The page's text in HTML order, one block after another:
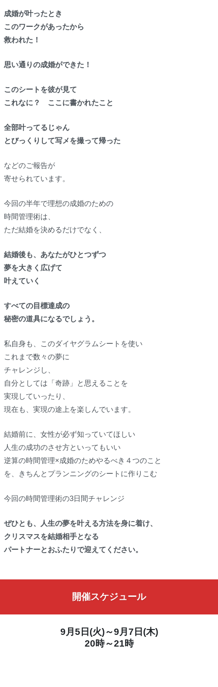
成婚が叶ったとき
このワークがあったから
救われた！
思い通りの成婚ができた！
このシートを彼が見て
これなに？ ここに書かれたこと
全部叶ってるじゃん
とびっくりして写メを撮って帰った
などのご報告が
寄せられています。
今回の半年で理想の成婚のための
時間管理術は、
ただ結婚を決めるだけでなく、
結婚後も、あなたがひとつずつ
夢を大きく広げて
叶えていく
すべての目標達成の
秘密の道具になるでしょう。
私自身も、このダイヤグラムシートを使い
これまで数々の夢に
チャレンジし、
自分としては「奇跡」と思えることを
実現していったり、
現在も、実現の途上を楽しんでいます。
結婚前に、女性が必ず知っていてほしい
人生の成功のさせ方といってもいい
逆算の時間管理×成婚のためやるべき４つのこと
を、きちんとプランニングのシートに作りこむ
今回の時間管理術の3日間チャレンジ
ぜひとも、人生の夢を叶える方法を身に着け、
クリスマスを結婚相手となる
パートナーとおふたりで迎えてください。
開催スケジュール
9月5日(火)～9月7日(木)
20時～21時